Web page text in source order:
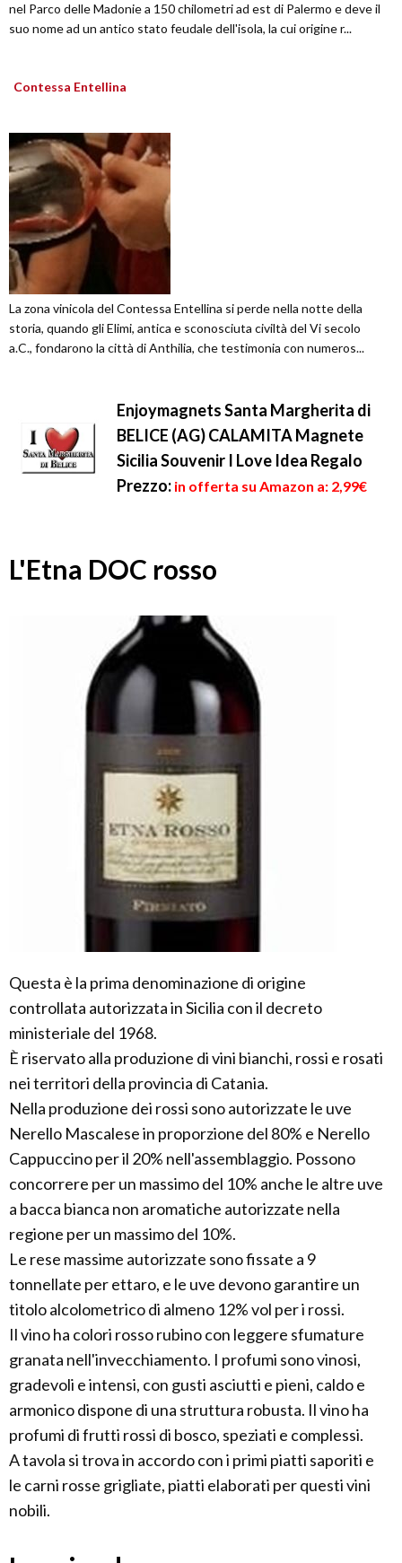
nel Parco delle Madonie a 150 chilometri ad est di Palermo e deve il
suo nome ad un antico stato feudale dell'isola, la cui origine r...
Contessa Entellina
La zona vinicola del Contessa Entellina si perde nella notte della
storia, quando gli Elimi, antica e sconosciuta civiltà del Vi secolo
a.C., fondarono la città di Anthilia, che testimonia con numeros...
Enjoymagnets Santa Margherita di
BELICE (AG) CALAMITA Magnete
Sicilia Souvenir I Love Idea Regalo
Prezzo: in offerta su Amazon a: 2,99€
L'Etna DOC rosso
Questa è la prima denominazione di origine
controllata autorizzata in Sicilia con il decreto
ministeriale del 1968.
È riservato alla produzione di vini bianchi, rossi e rosati
nei territori della provincia di Catania.
Nella produzione dei rossi sono autorizzate le uve
Nerello Mascalese in proporzione del 80% e Nerello
Cappuccino per il 20% nell'assemblaggio. Possono
concorrere per un massimo del 10% anche le altre uve
a bacca bianca non aromatiche autorizzate nella
regione per un massimo del 10%.
Le rese massime autorizzate sono fissate a 9
tonnellate per ettaro, e le uve devono garantire un
titolo alcolometrico di almeno 12% vol per i rossi.
Il vino ha colori rosso rubino con leggere sfumature
granata nell'invecchiamento. I profumi sono vinosi,
gradevoli e intensi, con gusti asciutti e pieni, caldo e
armonico dispone di una struttura robusta. Il vino ha
profumi di frutti rossi di bosco, speziati e complessi.
A tavola si trova in accordo con i primi piatti saporiti e
le carni rosse grigliate, piatti elaborati per questi vini
nobili.